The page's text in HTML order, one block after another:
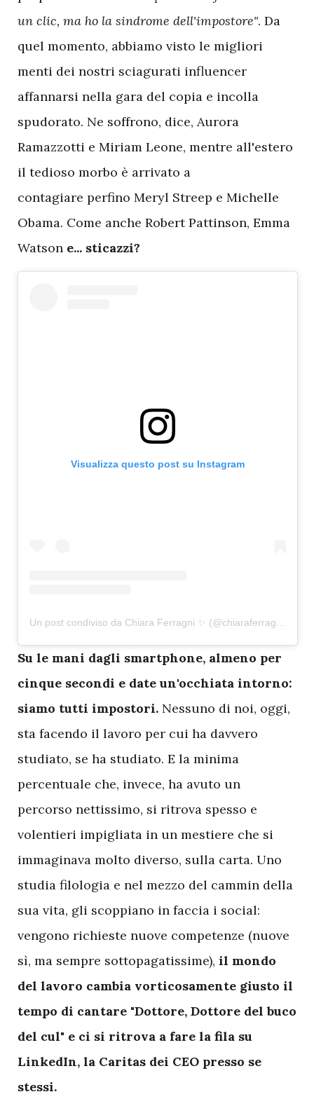
un clic, ma ho la sindrome dell'impostore". Da
quel momento, abbiamo visto le migliori
menti dei nostri sciagurati influencer
affannarsi nella gara del copia e incolla
spudorato. Ne soffrono, dice, Aurora
Ramazzotti e Miriam Leone, mentre all'estero
il tedioso morbo è arrivato a
contagiare perfino Meryl Streep e Michelle
Obama. Come anche Robert Pattinson, Emma
Watson e... sticazzi?
Visualizza questo post su Instagram
Su le mani dagli smartphone, almeno per
cinque secondi e date un'occhiata intorno:
siamo tutti impostori. Nessuno di noi, oggi,
sta facendo il lavoro per cui ha davvero
studiato, se ha studiato. E la minima
percentuale che, invece, ha avuto un
percorso nettissimo, si ritrova spesso e
volentieri impigliata in un mestiere che si
immaginava molto diverso, sulla carta. Uno
studia filologia e nel mezzo del cammin della
sua vita, gli scoppiano in faccia i social:
vengono richieste nuove competenze (nuove
sì, ma sempre sottopagatissime), il mondo
del lavoro cambia vorticosamente giusto il
tempo di cantare "Dottore, Dottore del buco
del cul" e ci si ritrova a fare la fila su
LinkedIn, la Caritas dei CEO presso se
stessi.